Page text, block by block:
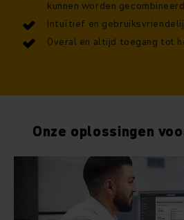
kunnen worden gecombineerd
Intuïtief en
Overal en altijd toegang tot
Onze oplossingen